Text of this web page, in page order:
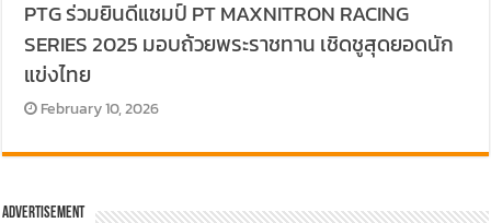
PTG ร่วมยินดีแชมป์ PT MAXNITRON RACING
SERIES 2025 มอบถ้วยพระราชทาน เชิดชูสุดยอดนัก
แข่งไทย
February 10, 2026
Advertisement